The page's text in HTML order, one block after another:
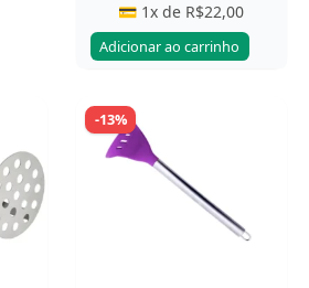
💳 1x de R$22,00
Adicionar ao carrinho
-13%